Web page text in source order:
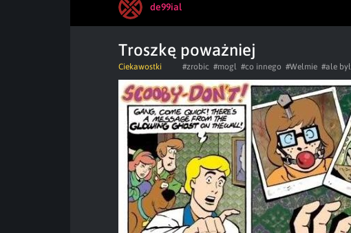
de99ial
Troszkę poważniej
Ciekawostki #zrobic #mogl #co innego #Welmie #ale